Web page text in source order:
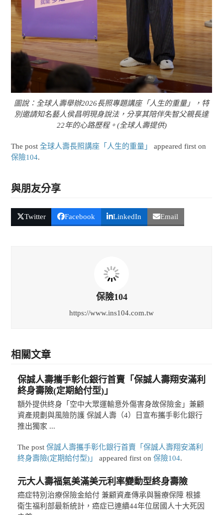
圖說：全球人壽舉辦2026長照專題講座「人生的重量」，特
別邀請知名藝人侯昌明現身說法，分享其陪伴失智父親長達
22年的心路歷程。(全球人壽提供)
The post全球人壽長照講座「人生的重量」
appeared first on
保險104.
與朋友分享
Twitter Facebook LinkedIn Email
保險104
https://www.ins104.com.tw
相關文章
保誠人壽攜手彰化銀行首賣「保誠人壽翔安滿利
終身壽險(定期給付型)」
額外提供終身「空中大眾運輸意外傷害身故保險金」兼顧
資產規劃與風險防護 保誠人壽（4）日宣布攜手彰化銀行
推出獨家 ...
The post 保誠人壽攜手彰化銀行首賣「保誠人壽翔安滿利
終身壽險(定期給付型)」
appeared first on 保險104.
元大人壽福氣美滿美元利率變動型終身壽險
癌症特別治療保險金給付 兼顧資產傳承與醫療保障 根據
衛生福利部最新統計，癌症已連續44年位居國人十大死因